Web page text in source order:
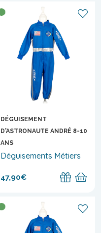
DÉGUISEMENT
D'ASTRONAUTE ANDRÉ 8-10
ANS
Déguisements Métiers
47,90€